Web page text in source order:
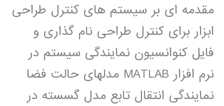
مقدمه ای بر سیستم های کنترل طراحی
ابزار برای کنترل طراحی نام گذاری و
فایل کنوانسیون نمایندگی سیستم در
نرم افزار MATLAB مدلهای حالت فضا
نمایندگی انتقال تابع مدل گسسته در